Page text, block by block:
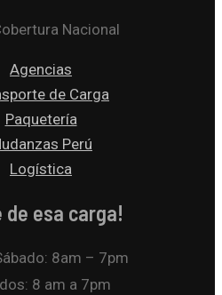
Nacional
Agencias
de Carga
Paquetería
Perú
Logística
de esa carga!
8am – 7pm
8 am a 7pm